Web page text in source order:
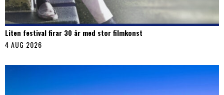
Liten festival firar 30 år med stor filmkonst
4 AUG 2026